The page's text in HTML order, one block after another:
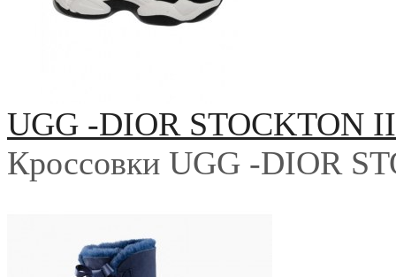
UGG -DIOR STOCKTON
Кроссовки UGG -DIOR